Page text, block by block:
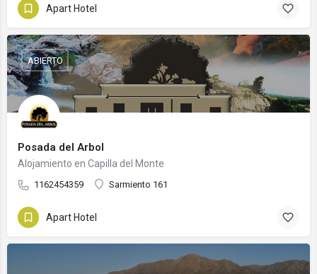
Apart Hotel
Posada del Arbol
Alojamiento en Capilla del Monte
1162454359 Sarmiento 161
ABIERTO
Apart Hotel